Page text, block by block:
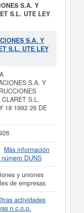
S.A. Y
S.L. UTE LEY
asociativas
CLARET S.L.
el 04/12/2025.
que esta
pueden optar.
de la empresa
26 DE MAYO
ampliado
S.A. Y
S.L. UTE LEY
de sus
y cuentas de
empresa se ha
S.A. Y
S.L. UTE LEY
S.A. Y
CLARET S.L.
18 1992 26 DE
Más información
DUNS
y uniones
de empresas
actividades
n.c.o.p.